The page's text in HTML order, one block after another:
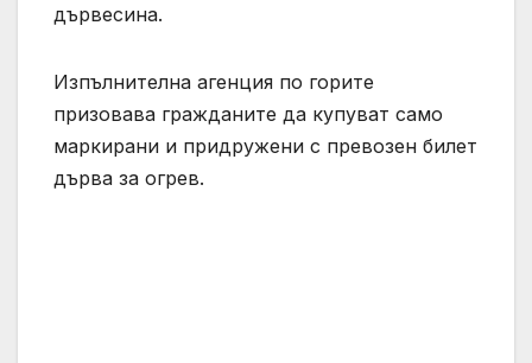
дървесина.
Изпълнителна агенция по горите
призовава гражданите да купуват само
маркирани и придружени с превозен билет
дърва за огрев.